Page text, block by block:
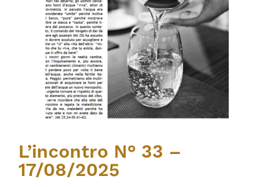
L’incontro N° 33 –
17/08/2025